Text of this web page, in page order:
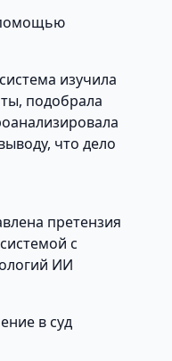
помощью
изучила
подобрала
что дело
претензия
с
ИИ
в суд